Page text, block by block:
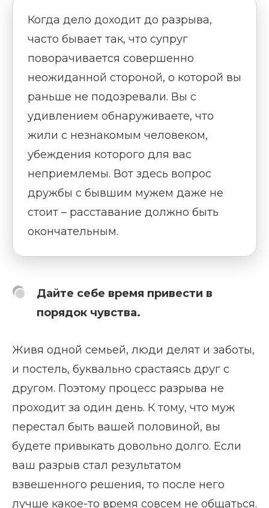
Когда дело доходит до разрыва,
часто бывает так, что супруг
поворачивается совершенно
неожиданной стороной, о которой вы
раньше не подозревали. Вы с
удивлением обнаруживаете, что
жили с незнакомым человеком,
убеждения которого для вас
неприемлемы. Вот здесь вопрос
дружбы с бывшим мужем даже не
стоит – расставание должно быть
окончательным.
Дайте себе время привести в
порядок чувства.
Живя одной семьей, люди делят и заботы,
и постель, буквально срастаясь друг с
другом. Поэтому процесс разрыва не
проходит за один день. К тому, что муж
перестал быть вашей половиной, вы
будете привыкать довольно долго. Если
ваш разрыв стал результатом
взвешенного решения, то после него
лучше какое-то время совсем не общаться.